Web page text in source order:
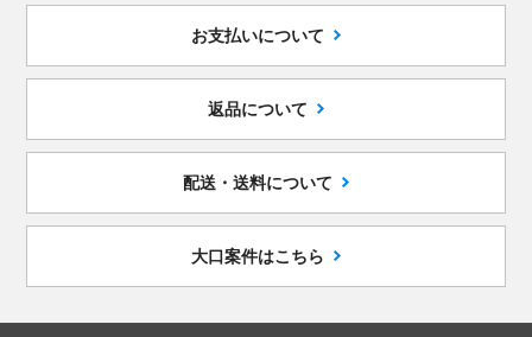
お支払いについて
返品について
配送・送料について
大口案件はこちら